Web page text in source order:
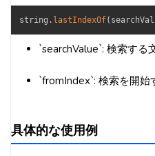
string . lastIndexOf(
`searchValue`: 検索する
`fromIndex`: 検索を開始
具体的な使用例